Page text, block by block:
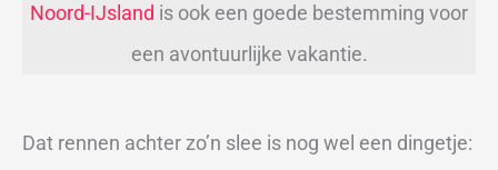
Noord-IJsland is ook een goede bestemming voor
een avontuurlijke vakantie.
Dat rennen achter zo’n slee is nog wel een dingetje: